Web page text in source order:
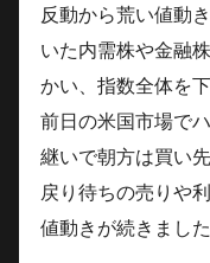
反動から荒い値動
いた内需株や金融
かい、指数全体を
前日の米国市場で
継いで朝方は買い
戻り待ちの売りや
値動きが続きました